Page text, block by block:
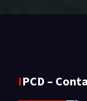
IPCD –